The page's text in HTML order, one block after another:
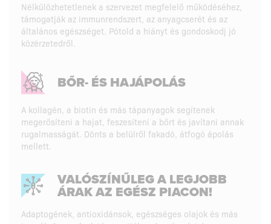
Nélkülözhetetlenek a szervezet megfelelő működéséhez,
támogatják az immunrendszert, az anyagcserét és az
általános egészséget. Pótold a hiányt és gondoskodj jó
közérzetedről.
BŐR- ÉS HAJÁPOLÁS
A kollagén, a biotin és más tápanyagok segítenek
megerősíteni a hajat, feszesíteni a bőrt és javítani annak
rugalmasságát. Dönts a belülről fakadó, átfogó ápolás
mellett.
VALÓSZÍNŰLEG A LEGJOBB
ÁRAK AZ EGÉSZ PIACON!
Adaptogének, antioxidánsok, egészséges olajok és más